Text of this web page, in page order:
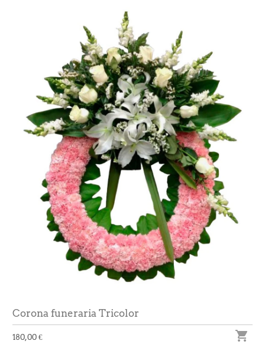
Corona funeraria Tricolor
180,00 € 